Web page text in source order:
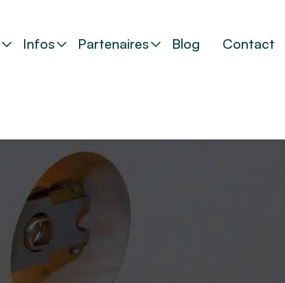
Infos Partenaires Blog Contact